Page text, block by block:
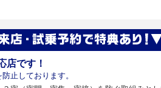
店です！
止しております。